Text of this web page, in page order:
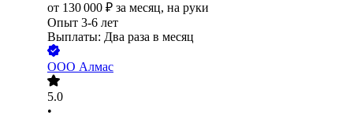
от 130 000 ₽ за месяц, на руки
Опыт 3-6 лет
Выплаты: Два раза в месяц
ООО Алмас
5.0
•